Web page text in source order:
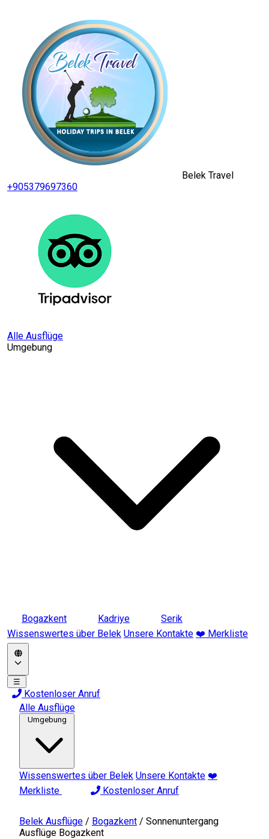
Belek Travel
+905379697360
Alle Ausflüge
Umgebung
Bogazkent Kadriye
Serik
Wissenswertes über Belek Unsere Kontakte ❤️ Merkliste
☰
Kostenloser Anruf
Alle Ausflüge
Umgebung
Wissenswertes über Belek Unsere Kontakte ❤️
Merkliste
Kostenloser Anruf
Belek Ausflüge / Bogazkent / Sonnenuntergang
Ausflüge Bogazkent